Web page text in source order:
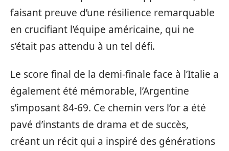
faisant preuve d’une résilience remarquable
en crucifiant l’équipe américaine, qui ne
s’était pas attendu à un tel défi.
Le score final de la demi-finale face à l’Italie a
également été mémorable, l’Argentine
s’imposant 84-69. Ce chemin vers l’or a été
pavé d’instants de drama et de succès,
créant un récit qui a inspiré des générations